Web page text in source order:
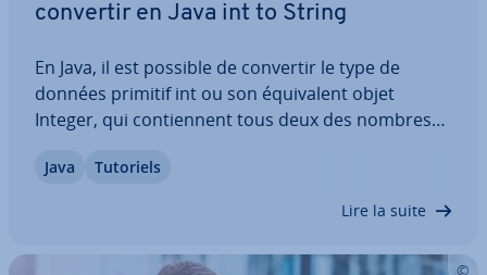
convertir en Java int to String
En Java, il est possible de convertir le type de
données primitif int ou son équi­valent objet
Integer, qui con­tien­nent tous deux des nombres
Découvrez comment convertir Integer to String en
Java Tutoriels
Lire la suite